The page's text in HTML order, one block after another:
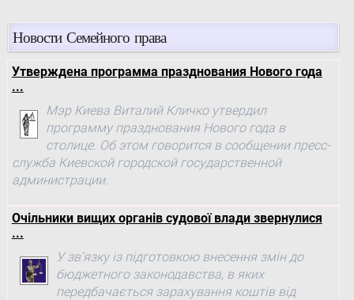
Новости Семейного права
Утверждена программа празднования Нового года
...
Мэр Киева Виталий Кличко утвердил
программу празднования Нового года в
столице. Об этом говорится в сообщении пресс-
служба Киевской городской государственной
администрации.
Очільники вищих органів судової влади звернулися
...
У зв’язку із підготовкою внесення змін до
бюджетного законодавства, в яких
передбачається зарахування коштів від